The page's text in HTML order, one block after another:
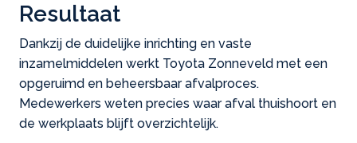
Resultaat
Dankzij de duidelijke inrichting en vaste
inzamelmiddelen werkt Toyota Zonneveld met een
opgeruimd en beheersbaar afvalproces.
Medewerkers weten precies waar afval thuishoort en
de werkplaats blijft overzichtelijk.